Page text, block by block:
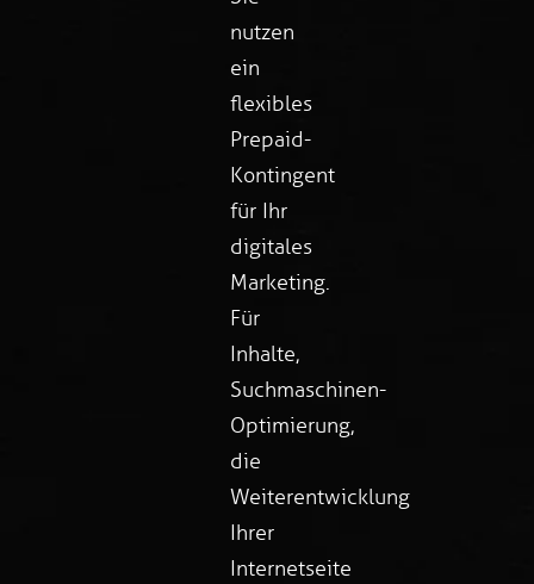
nutzen
ein
flexibles
Prepaid-
Kontingent
für Ihr
digitales
Marketing.
Für
Inhalte,
Suchmaschinen-
Optimierung,
die
Weiterentwicklung
Ihrer
Internetseite